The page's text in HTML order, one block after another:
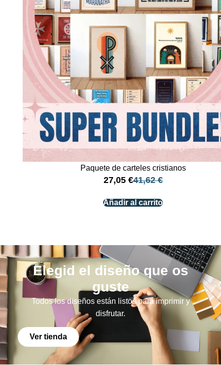
Paquete de carteles cristianos
41,62€
27,05 €
Añadir al carrito
Elegid el diseño que os
guste
Todos los diseños están listos para imprimir y
disfrutar.
Ver tienda